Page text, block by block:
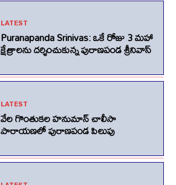
LATEST
Puranapanda Srinivas: ఒకే రోజు 3 మహా
క్షేత్రాలను దర్శించుకున్న పురాణపండ శ్రీనివాస్
LATEST
వేల గొంతుకల హనుమాన్ చాలీసా
పారాయణలో పురాణపండ పిలుపు